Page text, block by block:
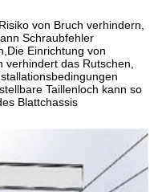
von Bruch verhindern,
Schraubfehler
Einrichtung von
das Rutschen,
Taillenloch kann so
Blattchassis